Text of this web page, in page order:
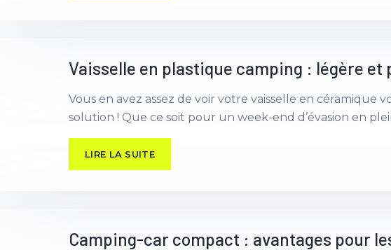
Vaisselle en plastique camping : légère
Vous en avez assez de voir votre vaisselle en
solution ! Que ce soit pour un week-end d’évasion en
LIRE LA SUITE
Camping-car compact : avantages pour